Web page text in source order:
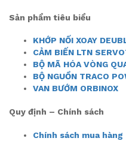
Sản phẩm tiêu biểu
KHỚP NỐI XOAY
CẢM BIẾN LTN
BỘ MÃ HÓA VÒNG
BỘ NGUỒN TRACO
VAN BƯỚM ORBINOX
Quy định – Chính sách
Chính sách mua hàng